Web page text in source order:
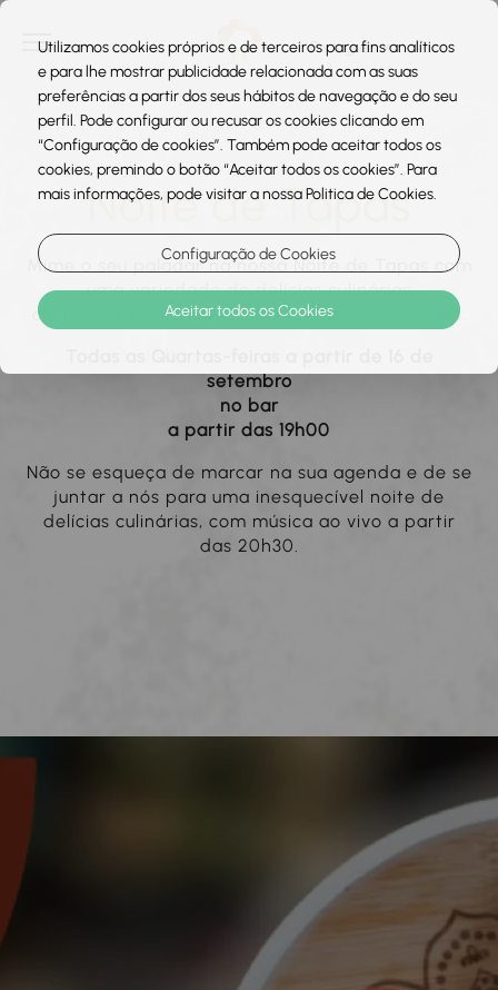
Noite de Tapas
Mime o seu paladar na nossa Noite de Tapas com
uma variedade de delícias culinárias
cuidadosamente elaboradas pelos nossos Chefs.
setembro
no bar
a partir das 19h00
Não se esqueça de marcar na sua agenda e de se
juntar a nós para uma inesquecível noite de
delícias culinárias, com música ao vivo a partir
das 20h30.
Utilizamos cookies próprios e de terceiros para fins analíticos
e para lhe mostrar publicidade relacionada com as suas
preferências a partir dos seus hábitos de navegação e do seu
perfil. Pode configurar ou recusar os cookies clicando em
“Configuração de cookies”. Também pode aceitar todos os
cookies, premindo o botão “Aceitar todos os cookies”. Para
mais informações, pode visitar a nossa Politica de Cookies.
Configuração de Cookies
Aceitar todos os Cookies